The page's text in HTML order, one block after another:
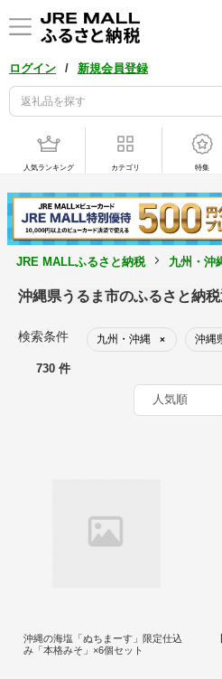
ログイン / 新規会員登録
人気ランキング カテゴリ 特集
JRE MALLふるさと納税 九州・沖
沖縄県うるま市のふるさと納
検索条件 九州・沖縄 × 沖縄
730 件
沖縄の海塩「ぬちまーす」限定仕込
み「本格みそ」×6個セット